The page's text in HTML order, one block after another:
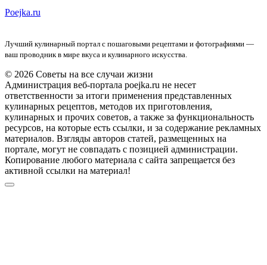
Poejka.ru
Лучший кулинарный портал с пошаговыми рецептами и фотографиями —
ваш проводник в мире вкуса и кулинарного искусства.
© 2026 Советы на все случаи жизни
Администрация веб-портала poejka.ru не несет
ответственности за итоги применения представленных
кулинарных рецептов, методов их приготовления,
кулинарных и прочих советов, а также за функциональность
ресурсов, на которые есть ссылки, и за содержание рекламных
материалов. Взгляды авторов статей, размещенных на
портале, могут не совпадать с позицией администрации.
Копирование любого материала с сайта запрещается без
активной ссылки на материал!